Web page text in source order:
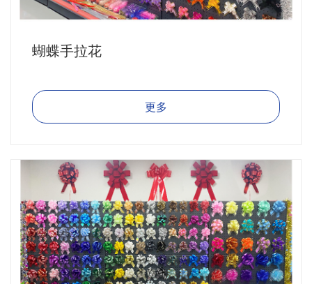
蝴蝶手拉花
更多